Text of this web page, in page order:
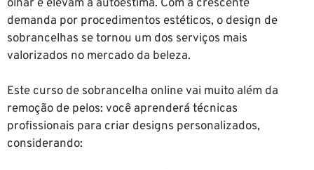
olhar e elevam a autoestima. Com a crescente
demanda por procedimentos estéticos, o design de
sobrancelhas se tornou um dos serviços mais
valorizados no mercado da beleza.
Este curso de sobrancelha online vai muito além da
remoção de pelos: você aprenderá técnicas
profissionais para criar designs personalizados,
considerando: